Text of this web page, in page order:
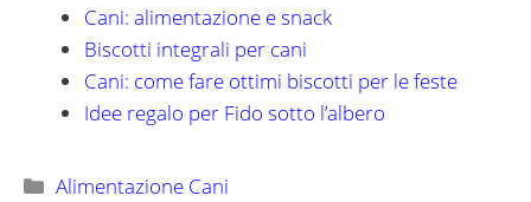
Cani: alimentazione e snack
Biscotti integrali per cani
Cani: come fare ottimi biscotti per le feste
Idee regalo per Fido sotto l’albero
Categorie
Alimentazione Cani